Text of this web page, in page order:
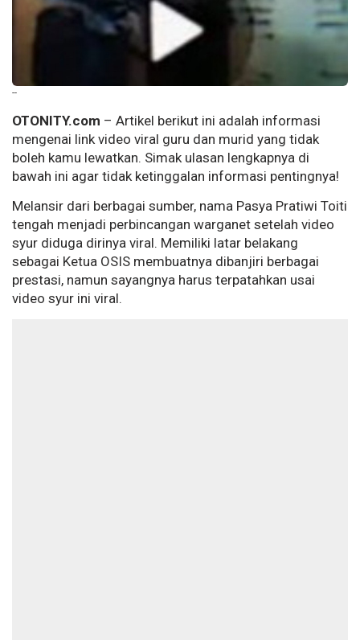
--
OTONITY.com – Artikel berikut ini adalah informasi
mengenai link video viral guru dan murid yang tidak
boleh kamu lewatkan. Simak ulasan lengkapnya di
bawah ini agar tidak ketinggalan informasi pentingnya!
Melansir dari berbagai sumber, nama Pasya Pratiwi Toiti
tengah menjadi perbincangan warganet setelah video
syur diduga dirinya viral. Memiliki latar belakang
sebagai Ketua OSIS membuatnya dibanjiri berbagai
prestasi, namun sayangnya harus terpatahkan usai
video syur ini viral.